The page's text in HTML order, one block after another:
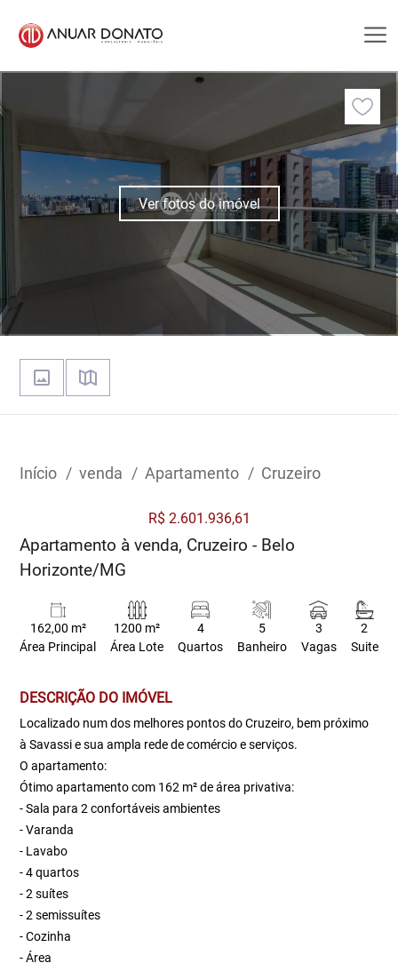
Ver fotos do imóvel
Início venda Apartamento Cruzeiro
R$ 2.601.936,61
Apartamento à venda, Cruzeiro - Belo
Horizonte/MG
162,00 m²
Área Principal
1200 m²
Área Lote
4
Quartos
5
Banheiro
3
Vagas
2
Suite
DESCRIÇÃO DO IMÓVEL
Localizado num dos melhores pontos do Cruzeiro, bem próximo
à Savassi e sua ampla rede de comércio e serviços.
O apartamento:
Ótimo apartamento com 162 m² de área privativa:
- Sala para 2 confortáveis ambientes
- Varanda
- Lavabo
- 4 quartos
- 2 suítes
- 2 semissuítes
- Cozinha
- Área